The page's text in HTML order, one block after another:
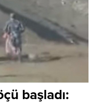
başladı: